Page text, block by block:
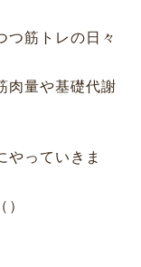
つ筋トレの日々
肉量や基礎代謝
やっていきま